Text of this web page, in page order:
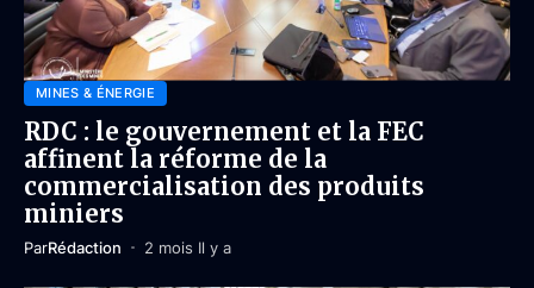
MINES & ÉNERGIE
RDC : le gouvernement et la FEC
affinent la réforme de la
commercialisation des produits
miniers
ParRédaction 2 mois Il y a